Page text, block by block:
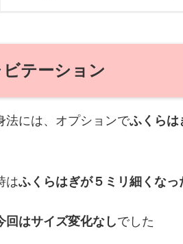
テーション
法には、オプションでふくらは
はふくらはぎが５ミリ細くなっ
回はサイズ変化なしでした